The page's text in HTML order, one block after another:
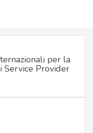
per la
Service Provider